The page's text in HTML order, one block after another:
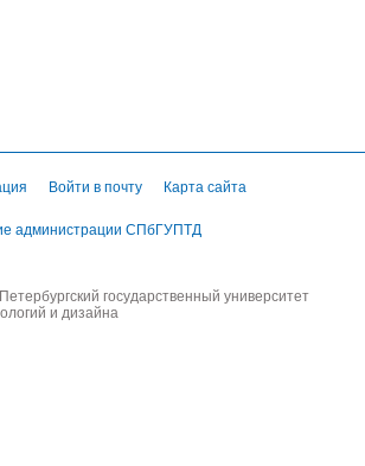
Войти в почту Карта сайта
администрации СПбГУПТД
государственный университет
и дизайна